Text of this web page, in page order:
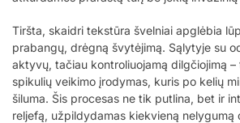
Tiršta, skaidri tekstūra švelniai apglėbia
prabangų, drėgną švytėjimą. Sąlytyje su
aktyvų, tačiau kontroliuojamą dilgčiojimą
spikulių veikimo įrodymas, kuris po kelių
šiluma. Šis procesas ne tik putlina, bet ir
reljefą, užpildydamas kiekvieną nelygumą